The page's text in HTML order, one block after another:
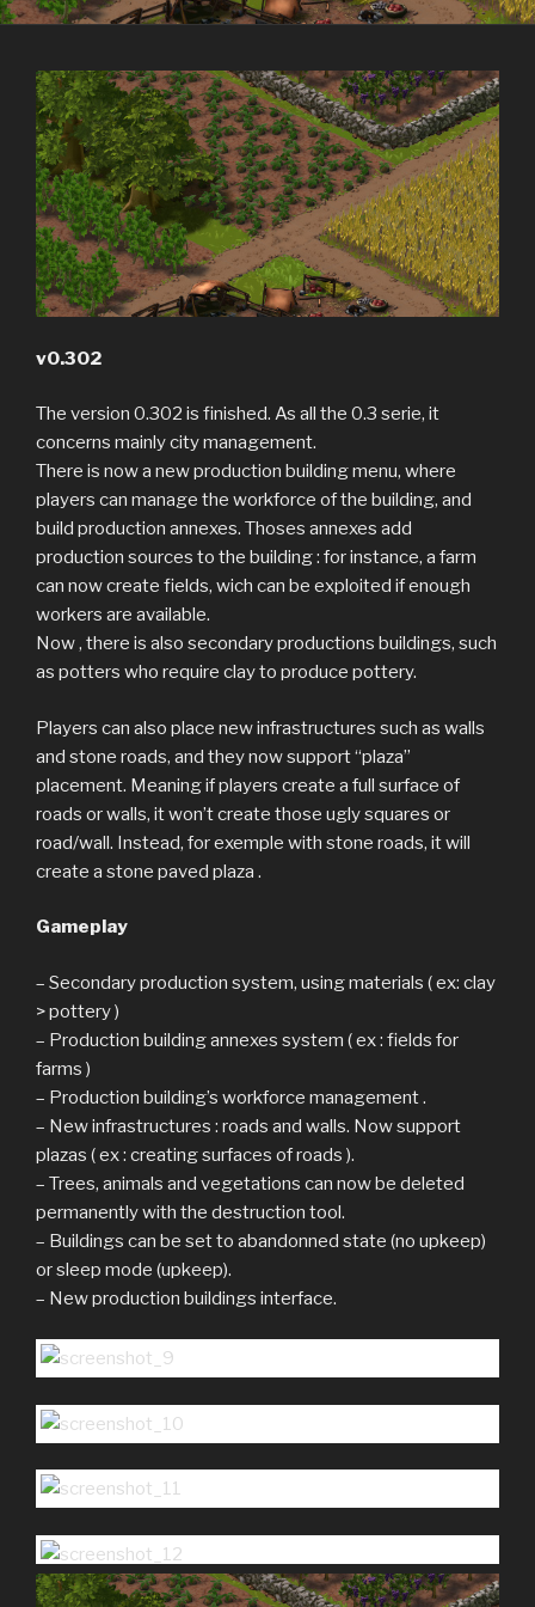
v0.302
The version 0.302 is finished. As all the 0.3 serie, it
concerns mainly city management.
There is now a new production building menu, where
players can manage the workforce of the building, and
build production annexes. Thoses annexes add
production sources to the building : for instance, a farm
can now create fields, wich can be exploited if enough
workers are available.
Now , there is also secondary productions buildings, such
as potters who require clay to produce pottery.
Players can also place new infrastructures such as walls
and stone roads, and they now support “plaza”
placement. Meaning if players create a full surface of
roads or walls, it won’t create those ugly squares or
road/wall. Instead, for exemple with stone roads, it will
create a stone paved plaza .
Gameplay
– Secondary production system, using materials ( ex: clay
> pottery )
– Production building annexes system ( ex : fields for
farms )
– Production building’s workforce management .
– New infrastructures : roads and walls. Now support
plazas ( ex : creating surfaces of roads ).
– Trees, animals and vegetations can now be deleted
permanently with the destruction tool.
– Buildings can be set to abandonned state (no upkeep)
or sleep mode (upkeep).
– New production buildings interface.